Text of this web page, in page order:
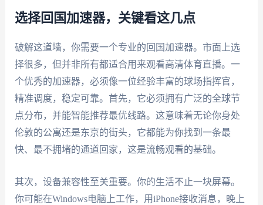
选择回国加速器，关键看这几点
破解这道墙，你需要一个专业的回国加速器。市面上选
择很多，但并非所有都适合用来观看高清体育直播。一
个优秀的加速器，必须像一位经验丰富的球场指挥官，
精准调度，稳定可靠。首先，它必须拥有广泛的全球节
点分布，并能智能推荐最优线路。这意味着无论你身处
伦敦的公寓还是东京的街头，它都能为你找到一条最
快、最不拥堵的通道回家，这是流畅观看的基础。
其次，设备兼容性至关重要。你的生活不止一块屏幕。
你可能在Windows电脑上工作，用iPhone接收消息，晚上